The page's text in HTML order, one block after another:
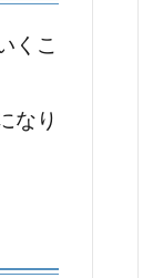
くこ
なり